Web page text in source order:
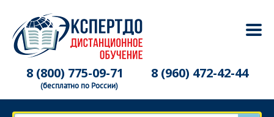
8 (800) 775-09-71
(бесплатно по России)
8 (960) 472-42-44